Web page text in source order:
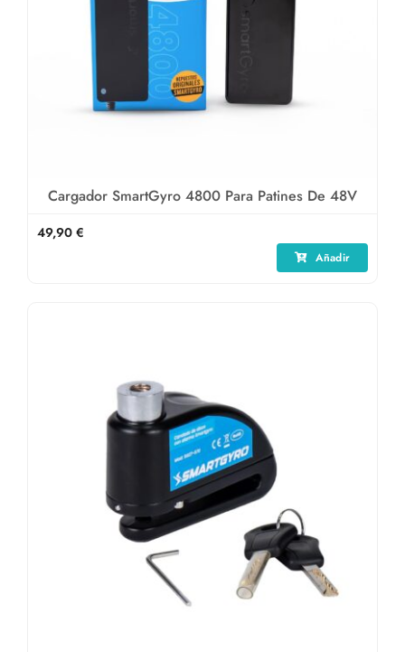
Cargador SmartGyro 4800 Para Patines De 48V
49,90 €
Añadir